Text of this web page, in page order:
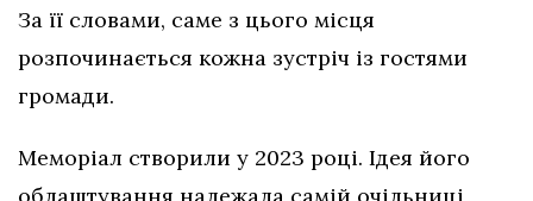
За її словами, саме з цього місця
розпочинається кожна зустріч із гостями
громади.
Меморіал створили у 2023 році. Ідея його